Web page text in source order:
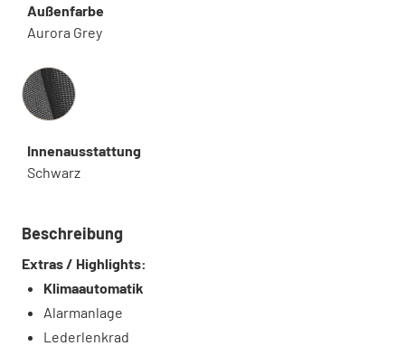
Außenfarbe
Aurora Grey
Innenausstattung
Innenausstattung
Schwarz
Beschreibung
Extras / Highlights:
Klimaautomatik
Alarmanlage
Lederlenkrad